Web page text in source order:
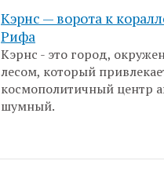
Кэрнс — ворота к
Рифа
Кэрнс - это город,
лесом, который
космополитичный центр
шумный.